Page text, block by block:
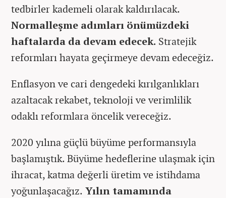
tedbirler kademeli olarak kaldırılacak.
Normalleşme adımları önümüzdeki
haftalarda da devam edecek. Stratejik
reformları hayata geçirmeye devam edeceğiz.
Enflasyon ve cari dengedeki kırılganlıkları
azaltacak rekabet, teknoloji ve verimlilik
odaklı reformlara öncelik vereceğiz.
2020 yılına güçlü büyüme performansıyla
başlamıştık. Büyüme hedeflerine ulaşmak için
ihracat, katma değerli üretim ve istihdama
yoğunlaşacağız. Yılın tamamında